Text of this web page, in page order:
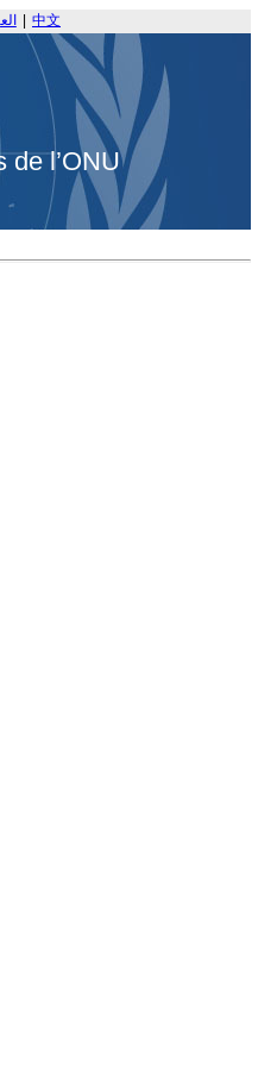
中文
de l’ONU